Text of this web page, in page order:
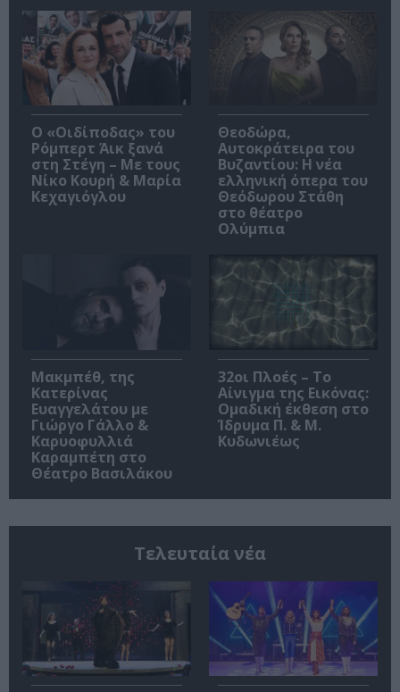
O «Οιδίποδας» του
Ρόμπερτ Άικ ξανά
στη Στέγη – Με τους
Νίκο Κουρή & Μαρία
Κεχαγιόγλου
Θεοδώρα,
Αυτοκράτειρα του
Βυζαντίου: Η νέα
ελληνική όπερα του
Θεόδωρου Στάθη
στο θέατρο
Ολύμπια
Μακμπέθ, της
Κατερίνας
Ευαγγελάτου με
Γιώργο Γάλλο &
Καρυοφυλλιά
Καραμπέτη στο
Θέατρο Βασιλάκου
32οι Πλοές – Το
Αίνιγμα της Εικόνας:
Ομαδική έκθεση στο
Ίδρυμα Π. & Μ.
Κυδωνιέως
Τελευταία νέα